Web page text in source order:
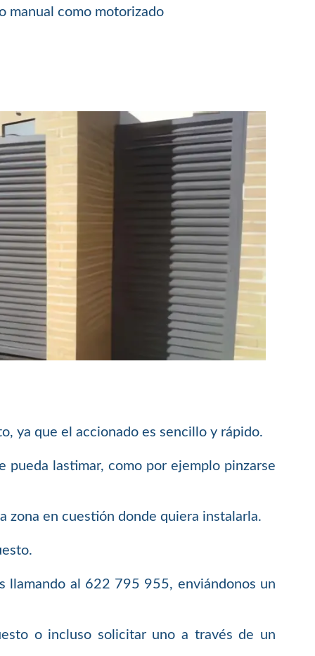
manual como motorizado
ya que el accionado es sencillo y rápido.
pueda lastimar, como por ejemplo pinzarse
zona en cuestión donde quiera instalarla.
llamando al 622 795 955, enviándonos un
o incluso solicitar uno a través de un